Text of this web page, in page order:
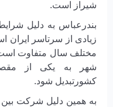
شيراز است.
بندرعباس به دلیل
زیادی از سرتاسر
مختلف سال متفاوت
شهر به یکی از
کشورتبدیل شود.
به همين دليل شركت بین